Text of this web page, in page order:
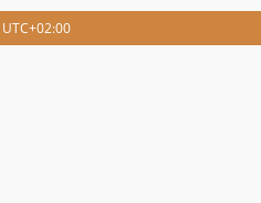
UTC+02:00